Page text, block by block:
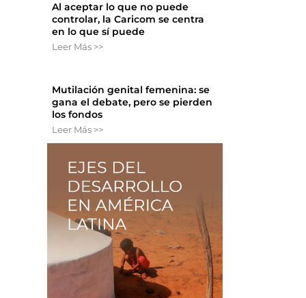
Al aceptar lo que no puede
controlar, la Caricom se centra
en lo que sí puede
Leer Más >>
Mutilación genital femenina: se
gana el debate, pero se pierden
los fondos
Leer Más >>